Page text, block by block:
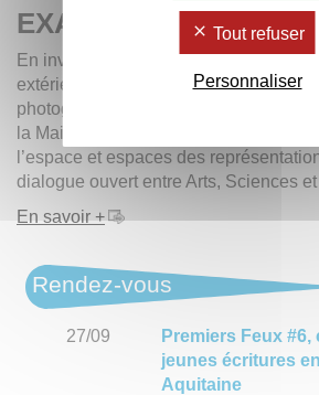
EXARMAS
En invitant les membres du laboratoire
extérieurs à exposer leurs tableaux,
photographies, … il s’agit d’investir
la Maison des Suds pour confronter
l’espace et espaces des
dialogue ouvert entre Arts, Sciences
En savoir +
Rendez-vous
27/09
Premiers Feux
jeunes écritures
Aquitaine
Tout refuser
Personnaliser